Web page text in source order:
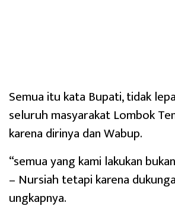
Semua itu kata Bupati, tidak
seluruh masyarakat Lombok
karena dirinya dan Wabup.
“semua yang kami lakukan
– Nursiah tetapi karena
ungkapnya.